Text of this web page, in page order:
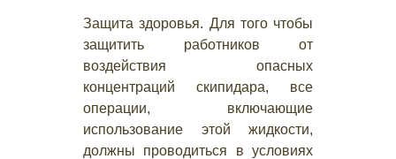
Защита здоровья. Для того чтобы
защитить работников от
воздействия опасных
концентраций скипидара, все
операции, включающие
использование этой жидкости,
должны проводиться в условиях